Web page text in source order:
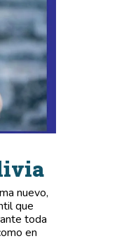
nuevo,
que
toda
en